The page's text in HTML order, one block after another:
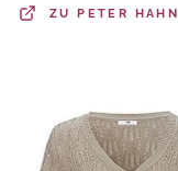
ZU PETER HAHN